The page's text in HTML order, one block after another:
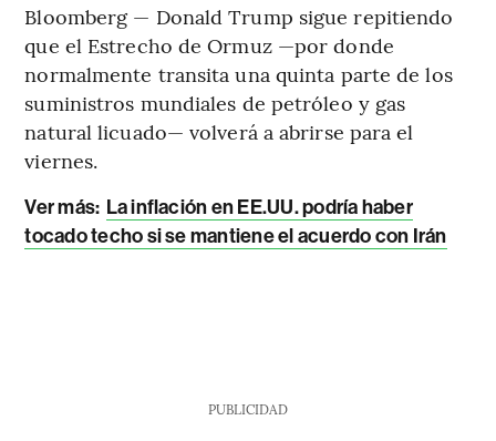
Bloomberg — Donald Trump sigue repitiendo
que el Estrecho de Ormuz —por donde
normalmente transita una quinta parte de los
suministros mundiales de petróleo y gas
natural licuado— volverá a abrirse para el
viernes.
Ver más: La inflación en EE.UU. podría haber
tocado techo si se mantiene el acuerdo con Irán
PUBLICIDAD